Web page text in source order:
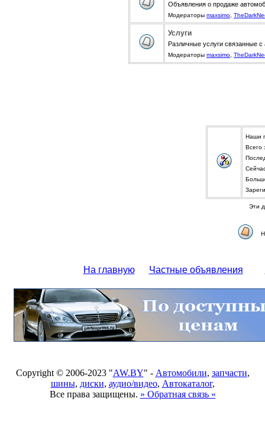
Объявления о продаже
Модераторы maxsimo
Услуги
Различные услуги связанные с
Модераторы maxsimo
Наши
Всего
Эти
На главную Частные объявления
Copyright © 2006-2023 "AW.BY" - Автомобили, запчасти,
шины, диски, аудио/видео, Автокаталог,
Все права защищены. » Обратная связь «